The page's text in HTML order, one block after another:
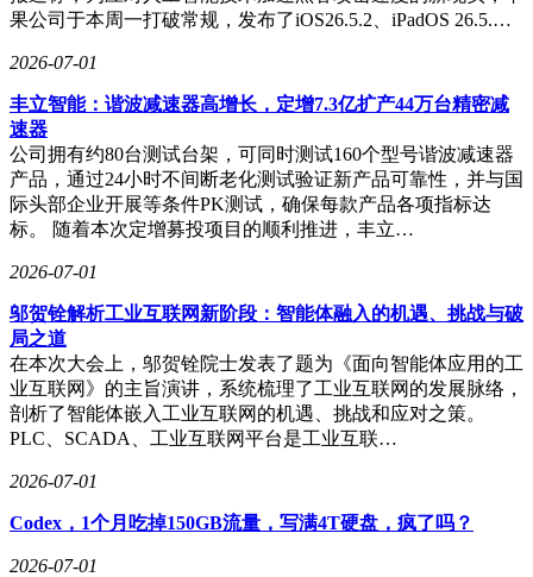
果公司于本周一打破常规，发布了iOS26.5.2、iPadOS 26.5.…
2026-07-01
丰立智能：谐波减速器高增长，定增7.3亿扩产44万台精密减
速器
公司拥有约80台测试台架，可同时测试160个型号谐波减速器
产品，通过24小时不间断老化测试验证新产品可靠性，并与国
际头部企业开展等条件PK测试，确保每款产品各项指标达
标。 随着本次定增募投项目的顺利推进，丰立…
2026-07-01
邬贺铨解析工业互联网新阶段：智能体融入的机遇、挑战与破
局之道
在本次大会上，邬贺铨院士发表了题为《面向智能体应用的工
业互联网》的主旨演讲，系统梳理了工业互联网的发展脉络，
剖析了智能体嵌入工业互联网的机遇、挑战和应对之策。
PLC、SCADA、工业互联网平台是工业互联…
2026-07-01
Codex，1个月吃掉150GB流量，写满4T硬盘，疯了吗？
2026-07-01